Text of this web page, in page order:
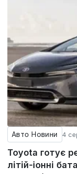
Авто Новини 4
Toyota готує
літій-іонні